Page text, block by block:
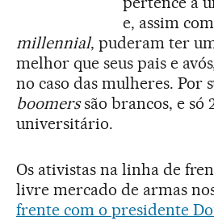
e, assim
millennial, puderam ter
melhor que seus pais e
no caso das mulheres. Por
boomerssão brancos, e só
universitário.
Os ativistas na linha de
livre mercado de armas
frente com o presidente